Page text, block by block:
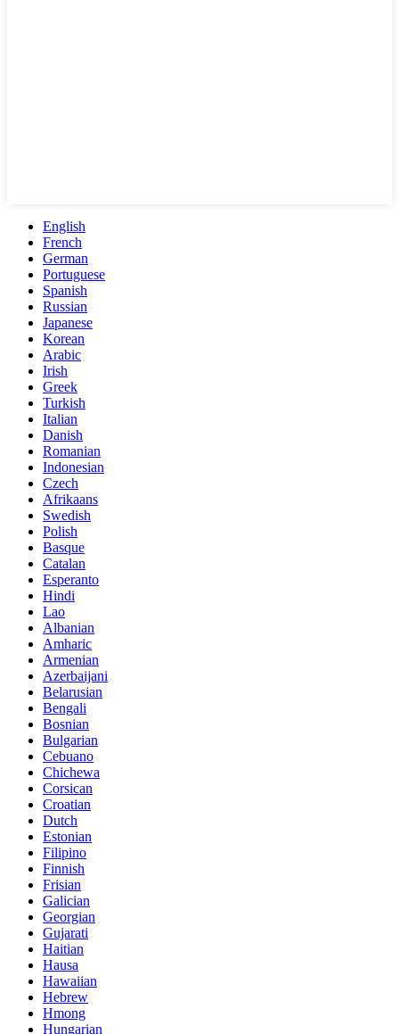
English
French
German
Portuguese
Spanish
Russian
Japanese
Korean
Arabic
Irish
Greek
Turkish
Italian
Danish
Romanian
Indonesian
Czech
Afrikaans
Swedish
Polish
Basque
Catalan
Esperanto
Hindi
Lao
Albanian
Amharic
Armenian
Azerbaijani
Belarusian
Bengali
Bosnian
Bulgarian
Cebuano
Chichewa
Corsican
Croatian
Dutch
Estonian
Filipino
Finnish
Frisian
Galician
Georgian
Gujarati
Haitian
Hausa
Hawaiian
Hebrew
Hmong
Hungarian